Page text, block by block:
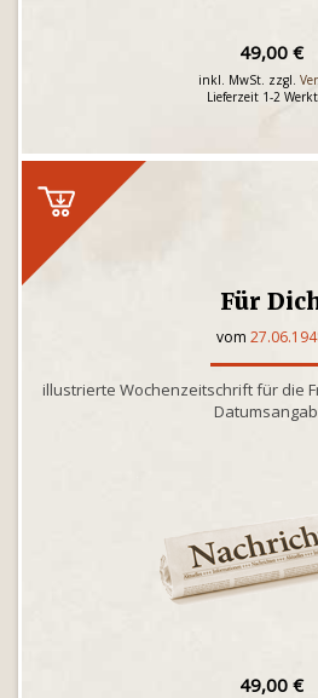
49,00 €
inkl. MwSt. zzgl.
Lieferzeit 1-2
Für
vom
illustrierte Wochenzeitschrift für die
49,00 €